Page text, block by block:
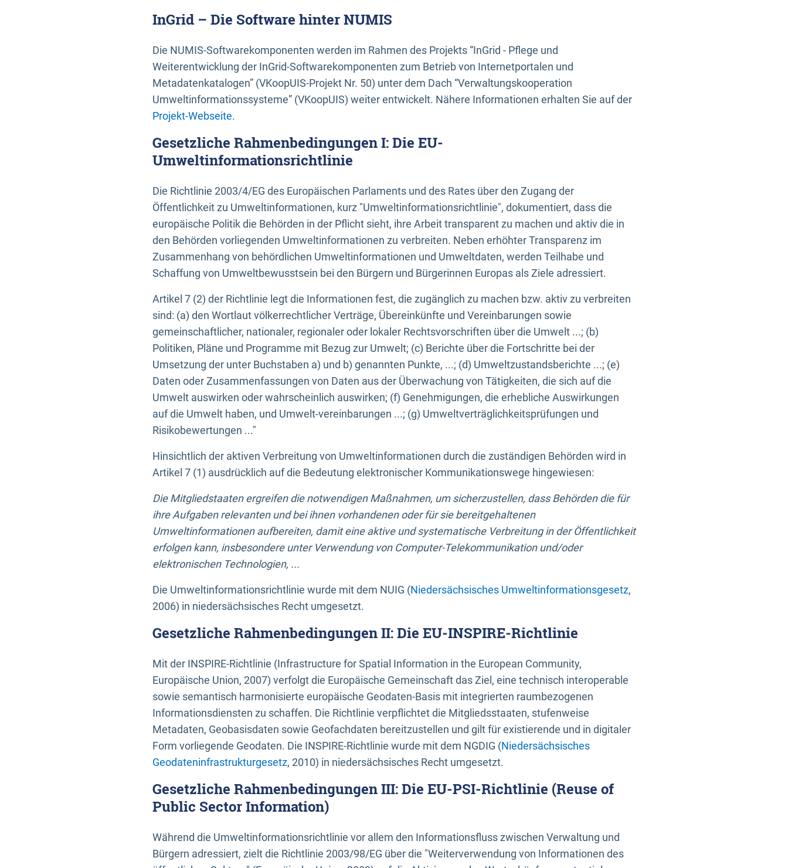
InGrid – Die Software hinter NUMIS
Die NUMIS-Softwarekomponenten werden im Rahmen des Projekts “InGrid - Pflege und
Weiterentwicklung der InGrid-Softwarekomponenten zum Betrieb von Internetportalen und
Metadatenkatalogen” (VKoopUIS-Projekt Nr. 50) unter dem Dach “Verwaltungskooperation
Umweltinformationssysteme” (VKoopUIS) weiter entwickelt. Nähere Informationen erhalten Sie auf der
Projekt-Webseite.
Gesetzliche Rahmenbedingungen I: Die EU-
Umweltinformationsrichtlinie
Die Richtlinie 2003/4/EG des Europäischen Parlaments und des Rates über den Zugang der
Öffentlichkeit zu Umweltinformationen, kurz "Umweltinformationsrichtlinie", dokumentiert, dass die
europäische Politik die Behörden in der Pflicht sieht, ihre Arbeit transparent zu machen und aktiv die in
den Behörden vorliegenden Umweltinformationen zu verbreiten. Neben erhöhter Transparenz im
Zusammenhang von behördlichen Umweltinformationen und Umweltdaten, werden Teilhabe und
Schaffung von Umweltbewusstsein bei den Bürgern und Bürgerinnen Europas als Ziele adressiert.
Artikel 7 (2) der Richtlinie legt die Informationen fest, die zugänglich zu machen bzw. aktiv zu verbreiten
sind: (a) den Wortlaut völkerrechtlicher Verträge, Übereinkünfte und Vereinbarungen sowie
gemeinschaftlicher, nationaler, regionaler oder lokaler Rechtsvorschriften über die Umwelt ...; (b)
Politiken, Pläne und Programme mit Bezug zur Umwelt; (c) Berichte über die Fortschritte bei der
Umsetzung der unter Buchstaben a) und b) genannten Punkte, ...; (d) Umweltzustandsberichte ...; (e)
Daten oder Zusammenfassungen von Daten aus der Überwachung von Tätigkeiten, die sich auf die
Umwelt auswirken oder wahrscheinlich auswirken; (f) Genehmigungen, die erhebliche Auswirkungen
auf die Umwelt haben, und Umwelt-vereinbarungen ...; (g) Umweltverträglichkeitsprüfungen und
Risikobewertungen ..."
Hinsichtlich der aktiven Verbreitung von Umweltinformationen durch die zuständigen Behörden wird in
Artikel 7 (1) ausdrücklich auf die Bedeutung elektronischer Kommunikationswege hingewiesen:
Die Mitgliedstaaten ergreifen die notwendigen Maßnahmen, um sicherzustellen, dass Behörden die für
ihre Aufgaben relevanten und bei ihnen vorhandenen oder für sie bereitgehaltenen
Umweltinformationen aufbereiten, damit eine aktive und systematische Verbreitung in der Öffentlichkeit
erfolgen kann, insbesondere unter Verwendung von Computer-Telekommunikation und/oder
elektronischen Technologien, ...
Die Umweltinformationsrichtlinie wurde mit dem NUIG (Niedersächsisches Umweltinformationsgesetz,
2006) in niedersächsisches Recht umgesetzt.
Gesetzliche Rahmenbedingungen II: Die EU-INSPIRE-Richtlinie
Mit der INSPIRE-Richtlinie (Infrastructure for Spatial Information in the European Community,
Europäische Union, 2007) verfolgt die Europäische Gemeinschaft das Ziel, eine technisch interoperable
sowie semantisch harmonisierte europäische Geodaten-Basis mit integrierten raumbezogenen
Informationsdiensten zu schaffen. Die Richtlinie verpflichtet die Mitgliedsstaaten, stufenweise
Metadaten, Geobasisdaten sowie Geofachdaten bereitzustellen und gilt für existierende und in digitaler
Form vorliegende Geodaten. Die INSPIRE-Richtlinie wurde mit dem NGDIG (Niedersächsisches
Geodateninfrastrukturgesetz, 2010) in niedersächsisches Recht umgesetzt.
Gesetzliche Rahmenbedingungen III: Die EU-PSI-Richtlinie (Reuse of
Public Sector Information)
Während die Umweltinformationsrichtlinie vor allem den Informationsfluss zwischen Verwaltung und
Bürgern adressiert, zielt die Richtlinie 2003/98/EG über die "Weiterverwendung von Informationen des